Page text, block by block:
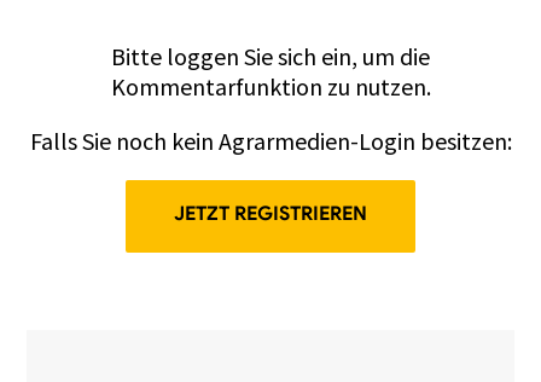
Bitte loggen Sie sich ein, um die
Kommentarfunktion zu nutzen.
Falls Sie noch kein Agrarmedien-Login besitzen:
JETZT REGISTRIEREN